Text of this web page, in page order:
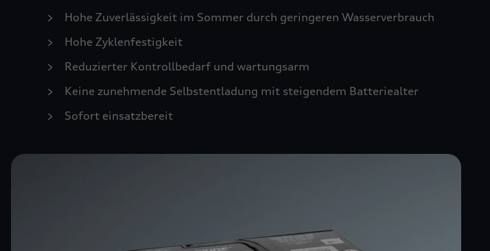
Hohe Zuverlässigkeit im Sommer durch geringeren Wasserverbrauch
Hohe Zyklenfestigkeit
Reduzierter Kontrollbedarf und wartungsarm
Keine zunehmende Selbstentladung mit steigendem Batteriealter
Sofort einsatzbereit